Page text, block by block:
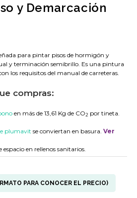
y Demarcación
para pintar pisos de hormigón y
y terminación semibrillo. Es una pintura
los requisitos del manual de carreteras.
compras:
en más de 13,61 Kg de CO2 por tineta.
plumavit se conviertan en basura. Ver
espacio en rellenos sanitarios.
PARA CONOCER EL PRECIO)